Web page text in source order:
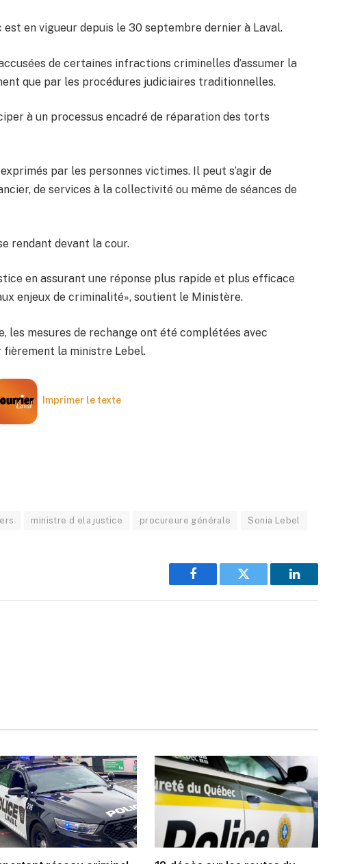
est en vigueur depuis le 30 septembre dernier à Laval.
de certaines infractions criminelles d’assumer la
que par les procédures judiciaires traditionnelles.
à un processus encadré de réparation des torts
par les personnes victimes. Il peut s’agir de
de services à la collectivité ou même de séances de
rendant devant la cour.
en assurant une réponse plus rapide et plus efficace
enjeux de criminalité», soutient le Ministère.
les mesures de rechange ont été complétées avec
fièrement la ministre Lebel.
Imprimer le texte
ministre d ela justice procureure générale Sonia Lebel
Facebook Twitter LinkedIn